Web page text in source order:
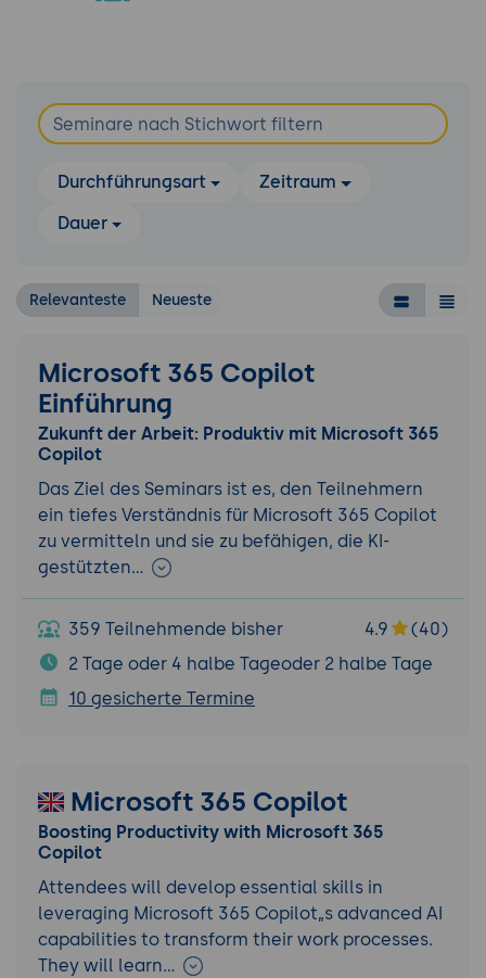
Durchführungsart
Zeitraum
Dauer
Relevanteste Neueste
Microsoft 365 Copilot
Einführung
Zukunft der Arbeit: Produktiv mit Microsoft 365
Copilot
Das Ziel des Seminars ist es, den Teilnehmern
ein tiefes Verständnis für Microsoft 365 Copilot
zu vermitteln und sie zu befähigen, die KI-
gestützten…
359 Teilnehmende bisher 4.9
(40)
2 Tage oder 4 halbe Tageoder 2 halbe Tage
10 gesicherte Termine
Microsoft 365 Copilot
Boosting Productivity with Microsoft 365
Copilot
Attendees will develop essential skills in
leveraging Microsoft 365 Copilot„s advanced AI
capabilities to transform their work processes.
They will learn…